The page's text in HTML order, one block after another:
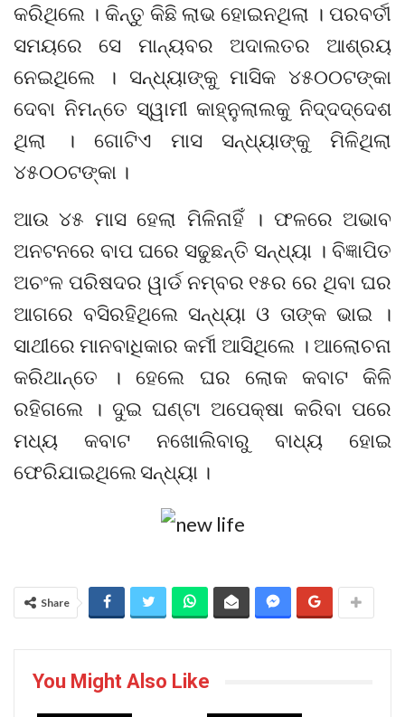
କରିଥିଲେ । କିନ୍ତୁ କିଛି ଲାଭ ହୋଇନଥିଲା । ପରବର୍ତୀ
ସମୟରେ ସେ ମାନ୍ୟବର ଅଦାଲତର ଆଶ୍ରୟ
ନେଇଥିଲେ । ସନ୍ଧ୍ୟାଙ୍କୁ ମାସିକ ୪୫୦୦ଟଙ୍କା
ଦେବା ନିମନ୍ତେ ସ୍ୱାମୀ କାହ୍ନୁଲାଲକୁ ନିଦ୍ଦଦ୍ଦେଶ
ଥିଲା । ଗୋଟିଏ ମାସ ସନ୍ଧ୍ୟାଙ୍କୁ ମିଳିଥିଲା
୪୫୦୦ଟଙ୍କା ।
ଆଉ ୪୫ ମାସ ହେଲା ମିଳିନାହିଁ । ଫଳରେ ଅଭାବ
ଅନଟନରେ ବାପ ଘରେ ସଢୁଛନ୍ତି ସନ୍ଧ୍ୟା । ବିଜ୍ଞାପିତ
ଅଚଂଳ ପରିଷଦର ୱାର୍ଡ ନମ୍ବର ୧୫ର ରେ ଥିବା ଘର
ଆଗରେ ବସିରହିଥିଲେ ସନ୍ଧ୍ୟା ଓ ତାଙ୍କ ଭାଇ ।
ସାଥୀରେ ମାନବାଧିକାର କର୍ମୀ ଆସିଥିଲେ । ଆଲୋଚନା
କରିଥାନ୍ତେ । ହେଲେ ଘର ଲୋକ କବାଟ କିଳି
ରହିଗଲେ । ଦୁଇ ଘଣ୍ଟା ଅପେକ୍ଷା କରିବା ପରେ
ମଧ୍ୟ କବାଟ ନଖୋଲିବାରୁ ବାଧ୍ୟ ହୋଇ
ଫେରିଯାଇଥିଲେ ସନ୍ଧ୍ୟା ।
Share
You Might Also Like